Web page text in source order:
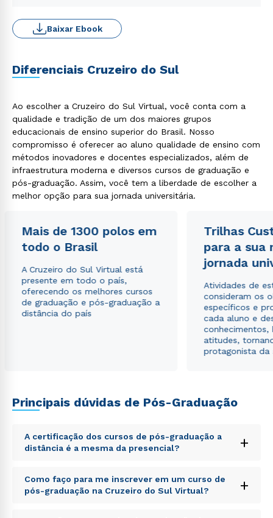
Baixar Ebook
Diferenciais Cruzeiro do Sul
Ao escolher a Cruzeiro do Sul Virtual, você conta com a
qualidade e tradição de um dos maiores grupos
educacionais de ensino superior do Brasil. Nosso
compromisso é oferecer ao aluno qualidade de ensino com
métodos inovadores e docentes especializados, além de
infraestrutura moderna e diversos cursos de graduação e
pós-graduação. Assim, você tem a liberdade de escolher a
melhor opção para sua jornada universitária.
Mais de 1300 polos em
todo o Brasil
A Cruzeiro do Sul Virtual está
presente em todo o país,
oferecendo os melhores cursos
de graduação e pós-graduação a
distância do país
Trilhas
para a sua
jornada
Atividades de
consideram os
específicos e
cada aluno e
conhecimentos,
atitudes,
protagonista da
Principais dúvidas de Pós-Graduação
A certificação dos cursos de pós-graduação a
distância é a mesma da presencial?
+
Sed ut perspiciatis unde omnis iste natus error sit
voluptatem accusantium doloremque laudantium,
totam rem aperiam, eaque ipsa quae ab illo inventore
Como faço para me inscrever em um curso de
pós-graduação na Cruzeiro do Sul Virtual?
+
Rápido e fácil
WhatsApp